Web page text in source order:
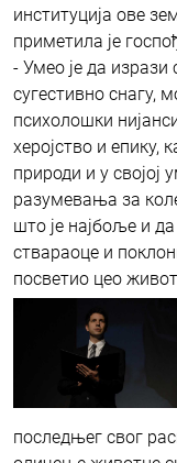
институција ове
приметила је
- Умео је да изрази
сугестивно снагу,
психолошки
херојство и епику,
природи и у својој
разумевања за
што је најбоље и
ствараоце и
посветио цео
последњег свог